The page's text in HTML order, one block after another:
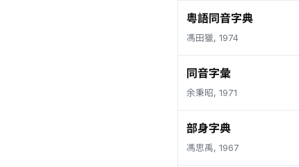
粵語同音字典
馮田獵, 1974
同音字彙
余秉昭, 1971
部身字典
馮思禹, 1967